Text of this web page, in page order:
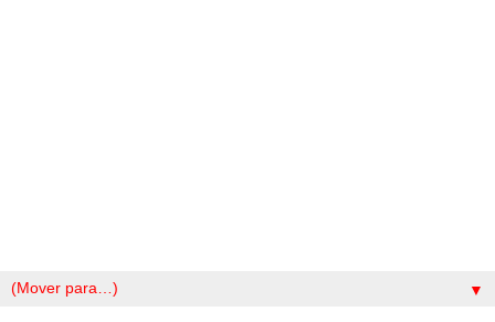
▼